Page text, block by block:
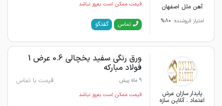
آهن ملل اصفهان
امتیاز فروشنده: 80%
قیمت ممکن است به‌روز نباشد
تماس گفتگو
پایدار سازان عرش
اعتماد . آنلاین سازه
ورق رنگی سفید یخچالی 0.6 عرض 1
فولاد مبارکه
9 ماه پیش قیمت با تماس
قیمت ممکن است به‌روز نباشد